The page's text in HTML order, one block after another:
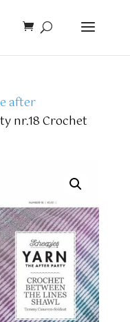
after
nr.18 Crochet